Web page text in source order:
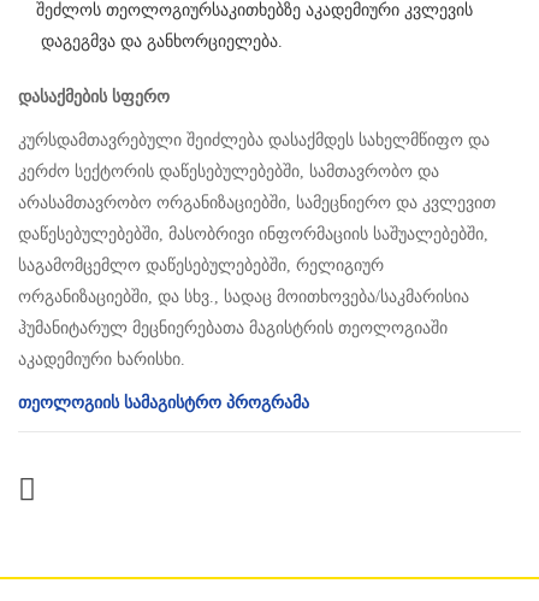
შეძლოს თეოლოგიურსაკითხებზე აკადემიური კვლევის
დაგეგმვა და განხორციელება.
დასაქმების სფერო
კურსდამთავრებული შეიძლება დასაქმდეს სახელმწიფო და
კერძო სექტორის დაწესებულებებში, სამთავრობო და
არასამთავრობო ორგანიზაციებში, სამეცნიერო და კვლევით
დაწესებულებებში, მასობრივი ინფორმაციის საშუალებებში,
საგამომცემლო დაწესებულებებში, რელიგიურ
ორგანიზაციებში, და სხვ., სადაც მოითხოვება/საკმარისია
ჰუმანიტარულ მეცნიერებათა მაგისტრის თეოლოგიაში
აკადემიური ხარისხი.
თეოლოგიის სამაგისტრო პროგრამა